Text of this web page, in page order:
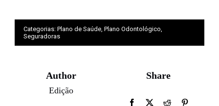
Categorias: Plano de Saúde, Plano Odontológico,
Seguradoras
Author
Edição
Share